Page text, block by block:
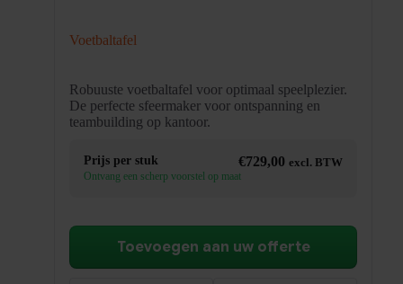
Voetbaltafel
Robuuste voetbaltafel voor optimaal speelplezier.
De perfecte sfeermaker voor ontspanning en
teambuilding op kantoor.
Prijs per stuk €729,00 excl. BTW
Ontvang een scherp voorstel op maat
Toevoegen aan uw offerte